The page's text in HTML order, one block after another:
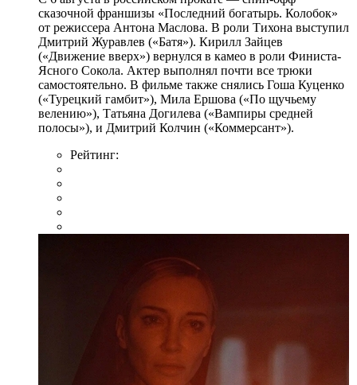
сказочной франшизы «Последний богатырь. Колобок»
от режиссера Антона Маслова. В роли Тихона выступил
Дмитрий Журавлев («Батя»). Кирилл Зайцев
(«Движение вверх») вернулся в камео в роли Финиста-
Ясного Сокола. Актер выполнял почти все трюки
самостоятельно. В фильме также снялись Гоша Куценко
(«Турецкий гамбит»), Мила Ершова («По щучьему
велению»), Татьяна Догилева («Вампиры средней
полосы»), и Дмитрий Колчин («Коммерсант»).
Рейтинг: